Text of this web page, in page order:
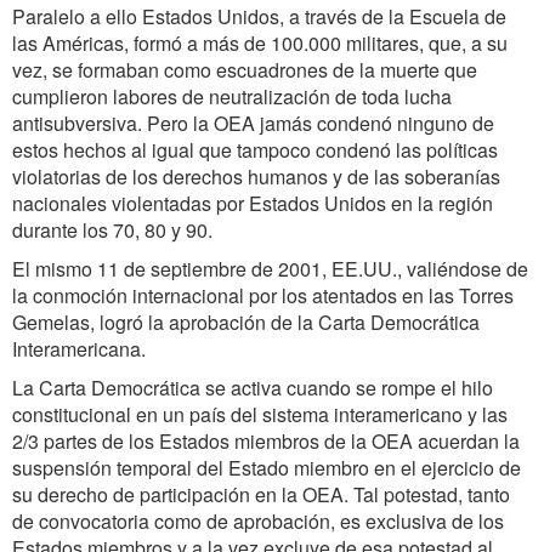
Paralelo a ello Estados Unidos, a través de la Escuela de
las Américas, formó a más de 100.000 militares, que, a su
vez, se formaban como escuadrones de la muerte que
cumplieron labores de neutralización de toda lucha
antisubversiva. Pero la OEA jamás condenó ninguno de
estos hechos al igual que tampoco condenó las políticas
violatorias de los derechos humanos y de las soberanías
nacionales violentadas por Estados Unidos en la región
durante los 70, 80 y 90.
El mismo 11 de septiembre de 2001, EE.UU., valiéndose de
la conmoción internacional por los atentados en las Torres
Gemelas, logró la aprobación de la Carta Democrática
Interamericana.
La Carta Democrática se activa cuando se rompe el hilo
constitucional en un país del sistema interamericano y las
2/3 partes de los Estados miembros de la OEA acuerdan la
suspensión temporal del Estado miembro en el ejercicio de
su derecho de participación en la OEA. Tal potestad, tanto
de convocatoria como de aprobación, es exclusiva de los